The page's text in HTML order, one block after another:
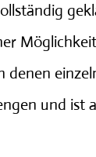
denen
und ist